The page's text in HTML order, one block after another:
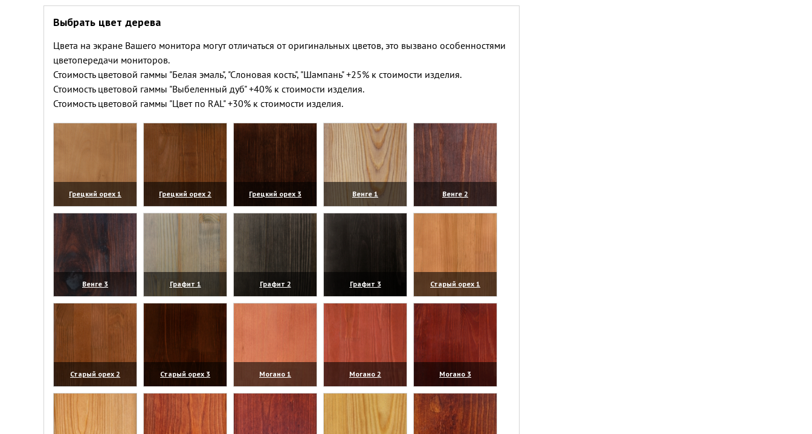
Выбрать цвет дерева
Цвета на экране Вашего монитора могут отличаться от оригинальных цветов, это вызвано особенностями
цветопередачи мониторов.
Стоимость цветовой гаммы "Белая эмаль", "Слоновая кость", "Шампань" +25% к стоимости изделия.
Стоимость цветовой гаммы "Выбеленный дуб" +40% к стоимости изделия.
Стоимость цветовой гаммы "Цвет по RAL" +30% к стоимости изделия.
Грецкий орех 1
(увеличить)
Грецкий орех 2
(увеличить)
Грецкий орех 3
(увеличить)
Венге 1
(увеличить)
Венге 2
(увеличить)
Венге 3
(увеличить)
Графит 1
(увеличить)
Графит 2
(увеличить)
Графит 3
(увеличить)
Старый орех 1
(увеличить)
Старый орех 2
(увеличить)
Старый орех 3
(увеличить)
Могано 1
(увеличить)
Могано 2
(увеличить)
Могано 3
(увеличить)